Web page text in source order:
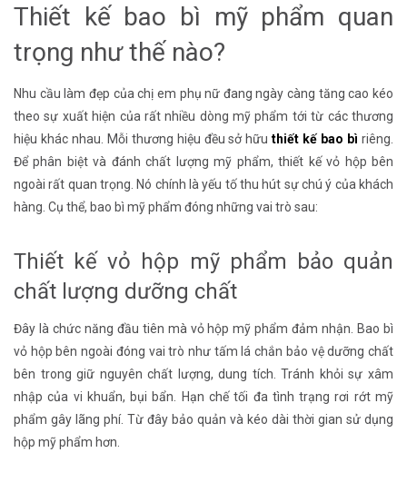
Thiết kế bao bì mỹ phẩm quan
trọng như thế nào?
Nhu cầu làm đẹp của chị em phụ nữ đang ngày càng tăng cao kéo
theo sự xuất hiện của rất nhiều dòng mỹ phẩm tới từ các thương
hiệu khác nhau. Mỗi thương hiệu đều sở hữuthiết kế bao bì riêng.
Để phân biệt và đánh chất lượng mỹ phẩm, thiết kế vỏ hộp bên
ngoài rất quan trọng. Nó chính là yếu tố thu hút sự chú ý của khách
hàng. Cụ thể, bao bì mỹ phẩm đóng những vai trò sau:
Thiết kế vỏ hộp mỹ phẩm bảo quản
chất lượng dưỡng chất
Đây là chức năng đầu tiên mà vỏ hộp mỹ phẩm đảm nhận. Bao bì
vỏ hộp bên ngoài đóng vai trò như tấm lá chắn bảo vệ dưỡng chất
bên trong giữ nguyên chất lượng, dung tích. Tránh khỏi sự xâm
nhập của vi khuẩn, bụi bẩn. Hạn chế tối đa tình trạng rơi rớt mỹ
phẩm gây lãng phí. Từ đây bảo quản và kéo dài thời gian sử dụng
hộp mỹ phẩm hơn.